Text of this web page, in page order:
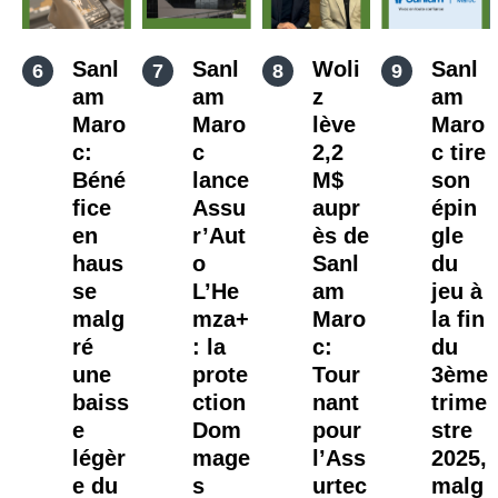
Sanl
am
Maro
c:
Béné
fice
en
haus
se
malg
ré
une
baiss
e
légèr
e du
Sanl
am
Maro
c
lance
Assu
r’Aut
o
L’He
mza+
: la
prote
ction
Dom
mage
s
Woli
z
lève
2,2
M$
aupr
ès de
Sanl
am
Maro
c:
Tour
nant
pour
l’Ass
urtec
Sanl
am
Maro
c tire
son
épin
gle
du
jeu à
la fin
du
3ème
trime
stre
2025,
malg